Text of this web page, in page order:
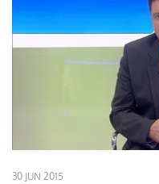
30 JUN 2015